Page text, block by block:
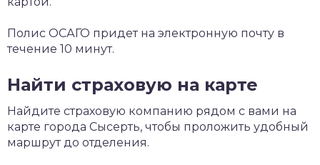
Полис ОСАГО придет на электронную почту в
течение 10 минут.
Найти страховую на карте
Найдите страховую компанию рядом с вами на
карте города Сысерть, чтобы проложить удобный
маршрут до отделения.